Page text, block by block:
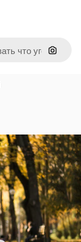
Поиск